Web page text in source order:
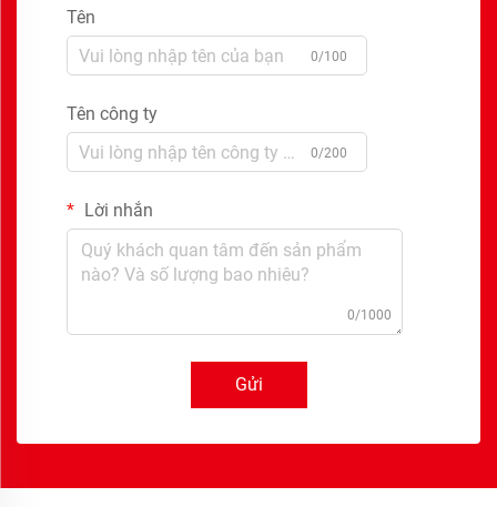
Tên
0/100
Tên công ty
0/200
Lời nhắn
0/1000
Gửi